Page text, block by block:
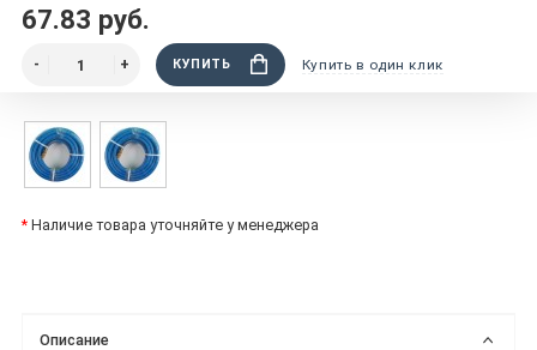
67.83 руб.
КУПИТЬ Купить в один клик
* Наличие товара уточняйте у менеджера
Описание